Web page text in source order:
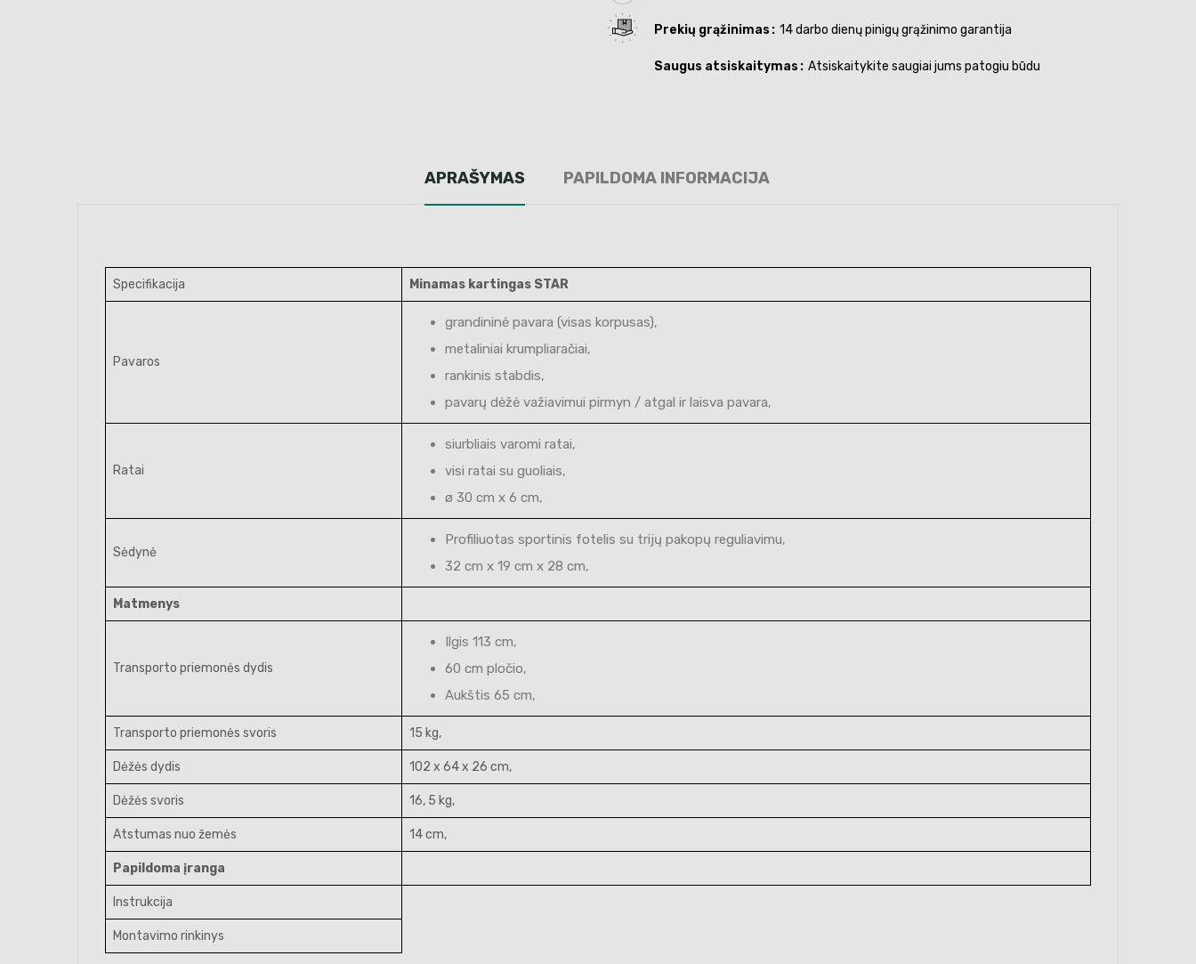
Prekių grąžinimas 14 darbo dienų pinigų grąžinimo garantija
Saugus atsiskaitymas Atsiskaitykite saugiai jums patogiu būdu
APRAŠYMAS PAPILDOMA INFORMACIJA
Specifikacija Minamas kartingas STAR
Pavaros
grandininė pavara (visas korpusas),
metaliniai krumpliaračiai,
rankinis stabdis,
pavarų dėžė važiavimui pirmyn / atgal ir laisva pavara,
Ratai
siurbliais varomi ratai,
visi ratai su guoliais,
ø 30 cm x 6 cm,
Sėdynė
Profiliuotas sportinis fotelis su trijų pakopų reguliavimu,
32 cm x 19 cm x 28 cm,
Matmenys
Transporto priemonės dydis
Ilgis 113 cm,
60 cm pločio,
Aukštis 65 cm,
Transporto priemonės svoris 15 kg,
Dėžės dydis 102 x 64 x 26 cm,
Dėžės svoris 16, 5 kg,
Atstumas nuo žemės 14 cm,
Papildoma įranga
Instrukcija
Montavimo rinkinys